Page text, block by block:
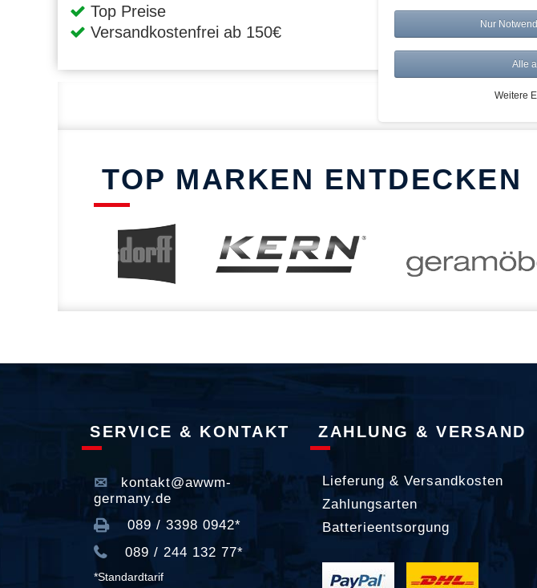
Top Preise
Versandkostenfrei ab 150€
Risikolos: 14
Über 20.000
TOP MARKEN ENTDECKEN
SERVICE & KONTAKT
kontakt@awwm-
germany.de
089 / 3398 0942*
089 / 244 132 77*
*Standardtarif
ZAHLUNG & VERSAND
Lieferung & Versandkosten
Zahlungsarten
Batterieentsorgung
Nur
Alle
Weitere